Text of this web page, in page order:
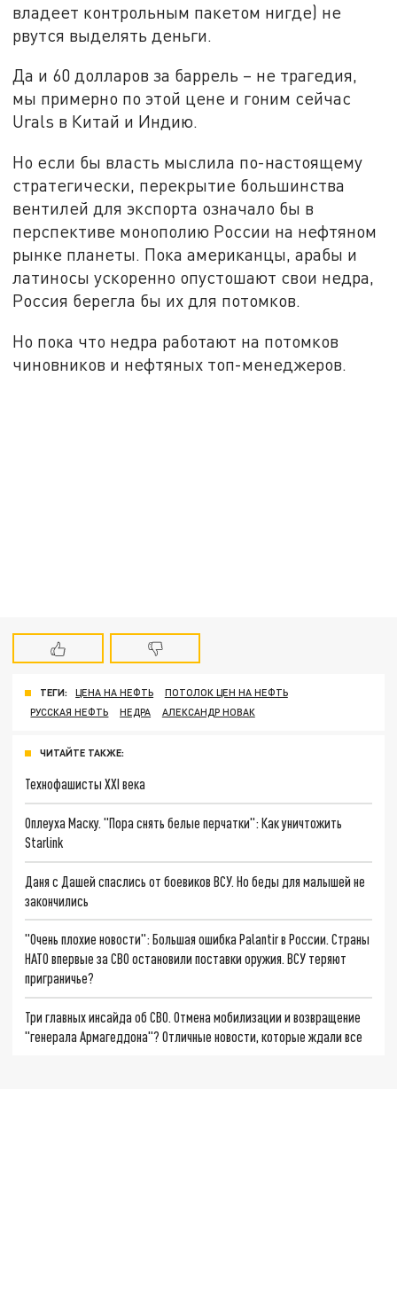
владеет контрольным пакетом нигде) не
рвутся выделять деньги.
Да и 60 долларов за баррель – не трагедия,
мы примерно по этой цене и гоним сейчас
Urals в Китай и Индию.
Но если бы власть мыслила по-настоящему
стратегически, перекрытие большинства
вентилей для экспорта означало бы в
перспективе монополию России на нефтяном
рынке планеты. Пока американцы, арабы и
латиносы ускоренно опустошают свои недра,
Россия берегла бы их для потомков.
Но пока что недра работают на потомков
чиновников и нефтяных топ-менеджеров.
ТЕГИ: ЦЕНА НА НЕФТЬ
ПОТОЛОК ЦЕН НА НЕФТЬ
РУССКАЯ НЕФТЬ
НЕДРА АЛЕКСАНДР НОВАК
ЧИТАЙТЕ ТАКЖЕ:
Технофашисты XXI века
Оплеуха Маску. "Пора снять белые перчатки": Как уничтожить
Starlink
Даня с Дашей спаслись от боевиков ВСУ. Но беды для малышей не
закончились
"Очень плохие новости": Большая ошибка Palantir в России. Страны
НАТО впервые за СВО остановили поставки оружия. ВСУ теряют
приграничье?
Три главных инсайда об СВО. Отмена мобилизации и возвращение
"генерала Армагеддона"? Отличные новости, которые ждали все